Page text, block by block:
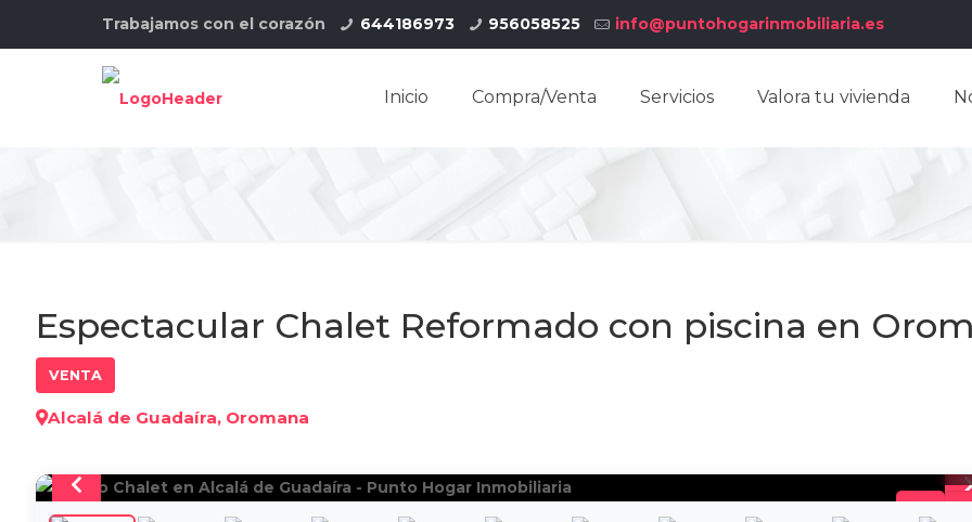
Trabajamos con el corazón 644186973 956058525 info@puntohogarinmobiliaria.es
Inicio Compra/Venta Servicios Valora tu vivienda
Espectacular Chalet Reformado con piscina en
VENTA
Alcalá de Guadaíra, Oromana